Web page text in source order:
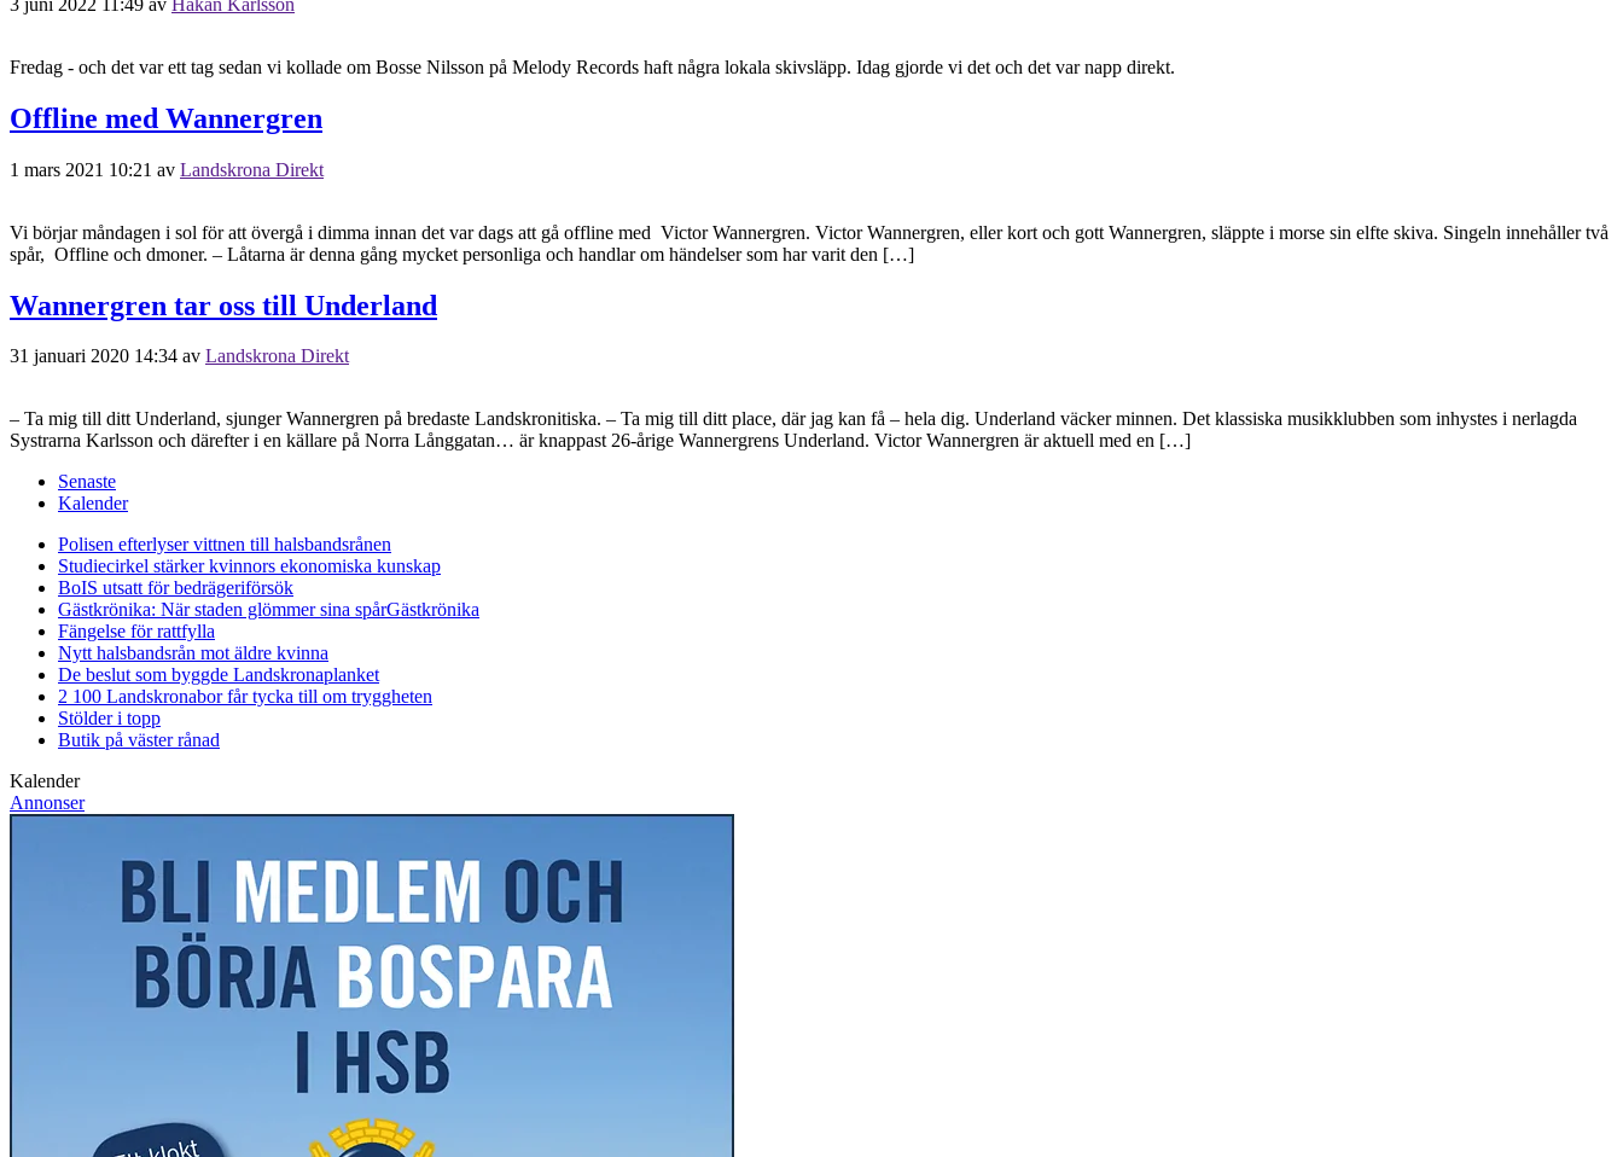
Fredag - och det var ett tag sedan vi kollade om Bosse Nilsson på Melody Records haft några lokala skivsläpp. Idag gjorde vi det och det var napp direkt.
Offline med Wannergren
1 mars 2021 10:21 av Landskrona Direkt
Vi börjar måndagen i sol för att övergå i dimma innan det var dags att gå offline med Victor Wannergren. Victor Wannergren, eller kort och gott Wannergren, släppte i morse sin elfte skiva. Singeln innehåller två
spår, Offline och dmoner. – Låtarna är denna gång mycket personliga och handlar om händelser som har varit den […]
Wannergren tar oss till Underland
31 januari 2020 14:34 av Landskrona Direkt
– Ta mig till ditt Underland, sjunger Wannergren på bredaste Landskronitiska. – Ta mig till ditt place, där jag kan få – hela dig. Underland väcker minnen. Det klassiska musikklubben som inhystes i nerlagda
Systrarna Karlsson och därefter i en källare på Norra Långgatan… är knappast 26-årige Wannergrens Underland. Victor Wannergren är aktuell med en […]
Senaste
Kalender
Polisen efterlyser vittnen till halsbandsrånen
Studiecirkel stärker kvinnors ekonomiska kunskap
BoIS utsatt för bedrägeriförsök
Gästkrönika: När staden glömmer sina spårGästkrönika
Fängelse för rattfylla
Nytt halsbandsrån mot äldre kvinna
De beslut som byggde Landskronaplanket
2 100 Landskronabor får tycka till om tryggheten
Stölder i topp
Butik på väster rånad
Kalender
Annonser